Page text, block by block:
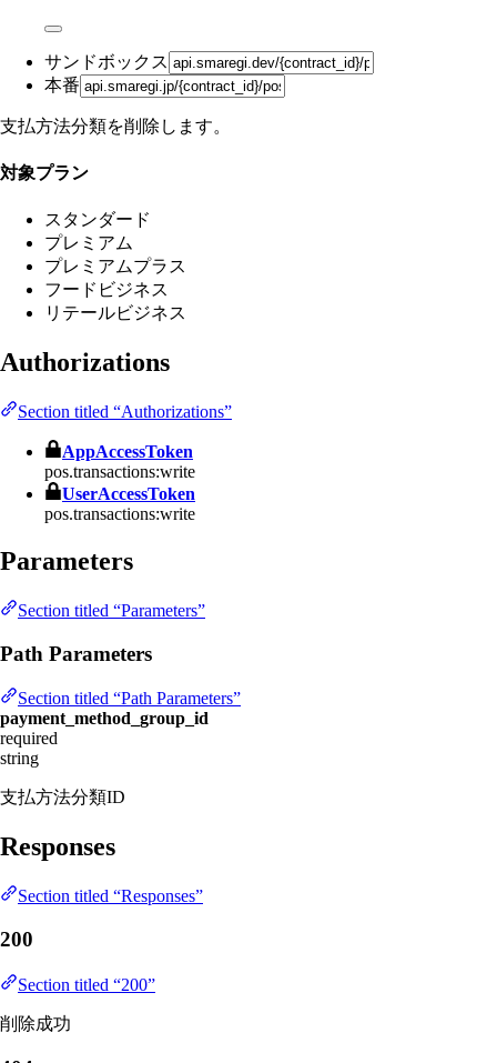
サンドボックス
本番
支払方法分類を削除します。
対象プラン
スタンダード
プレミアム
プレミアムプラス
フードビジネス
リテールビジネス
Authorizations
Section titled “Authorizations”
AppAccessToken
pos.transactions:write
UserAccessToken
pos.transactions:write
Parameters
Section titled “Parameters”
Path Parameters
Section titled “Path Parameters”
payment_method_group_id
required
string
支払方法分類ID
Responses
Section titled “Responses”
200
Section titled “200”
削除成功